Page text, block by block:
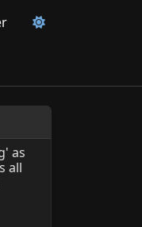
as
all